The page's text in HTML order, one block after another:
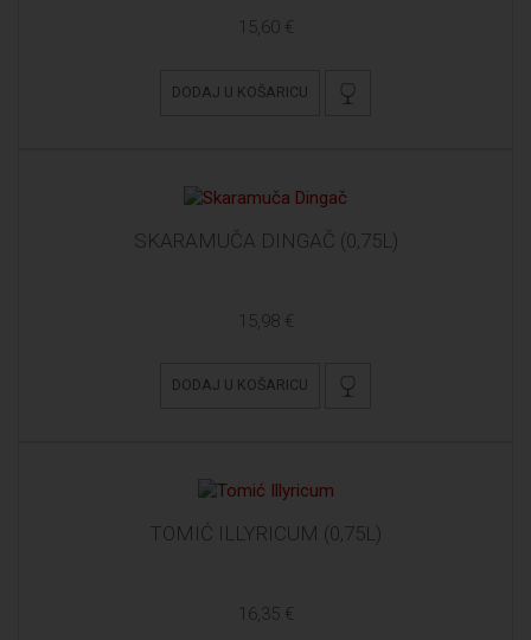
15,60 €
DODAJ U KOŠARICU
SKARAMUČA DINGAČ (0,75L)
15,98 €
DODAJ U KOŠARICU
TOMIĆ ILLYRICUM (0,75L)
16,35 €